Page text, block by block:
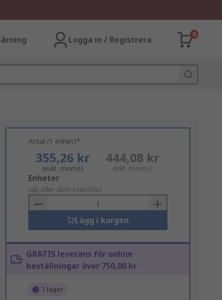
Logga in / Registrera
0
Antal (1 enhet)*
355,26 kr
(exkl. moms)
444,08 kr
(inkl. moms)
Add
to
Basket
Enheter
välj eller skriv kvantitet
Lägg i korgen
GRATIS leverans för online
beställningar över 750,00 kr
I lager